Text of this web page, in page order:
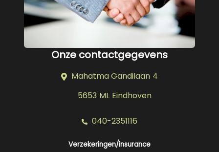
Onze contactgegevens
Mahatma Gandilaan 4
5653 ML Eindhoven
040-2351116
Verzekeringen/insurance